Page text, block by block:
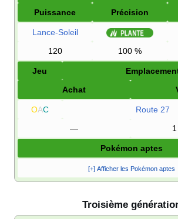
Puissance
Précision
Lance-Soleil
120
100 %
Jeu
Achat
OAC
Route 27
—
Pokémon aptes
[+] Afficher les Pokémon aptes
Troisième